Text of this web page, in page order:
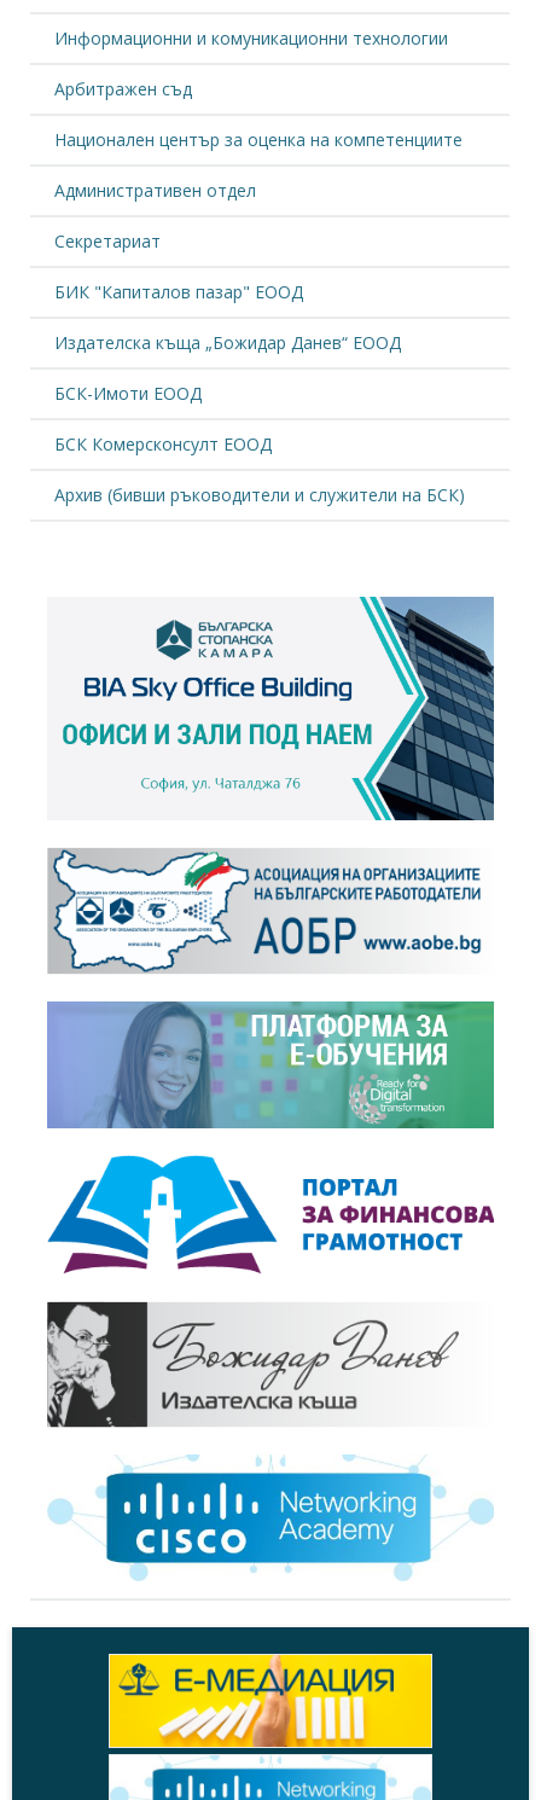
Информационни и комуникационни технологии
Арбитражен съд
Национален център за оценка на компетенциите
Административен отдел
Секретариат
БИК "Капиталов пазар" ЕООД
Издателска къща „Божидар Данев“ ЕООД
БСК-Имоти ЕООД
БСК Комерсконсулт ЕООД
Архив (бивши ръководители и служители на БСК)